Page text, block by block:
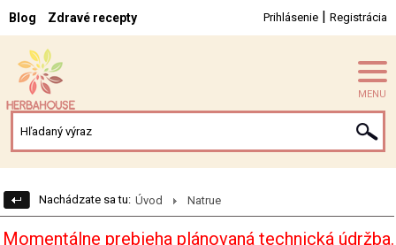
Blog Zdravé recepty Prihlásenie | Registrácia
MENU
Nachádzate sa tu: Úvod Natrue
Momentálne prebieha plánovaná technická údržba.